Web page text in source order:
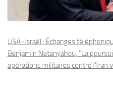
USA-Israël : Échanges
Benjamin Netanyahou, "La
opérations militaires contre l'Iran